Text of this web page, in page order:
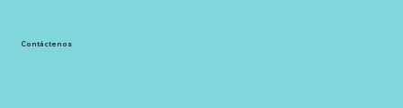
Contáctenos